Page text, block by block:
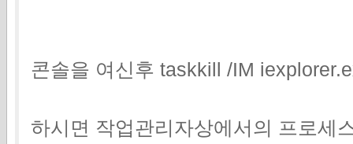
콘솔을 여신후 taskkill /IM
하시면 작업관리자상에서의 프로세